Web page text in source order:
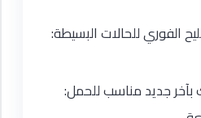
للحالات البسيطة:
جديد مناسب للحمل: